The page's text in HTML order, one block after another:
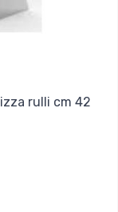
rulli cm 42